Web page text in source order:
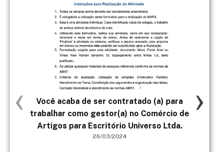
Você acaba de ser contratado (a) para
trabalhar como gestor(a) no Comércio de
Artigos para Escritório Universo Ltda.
26/03/2024
‹ ›